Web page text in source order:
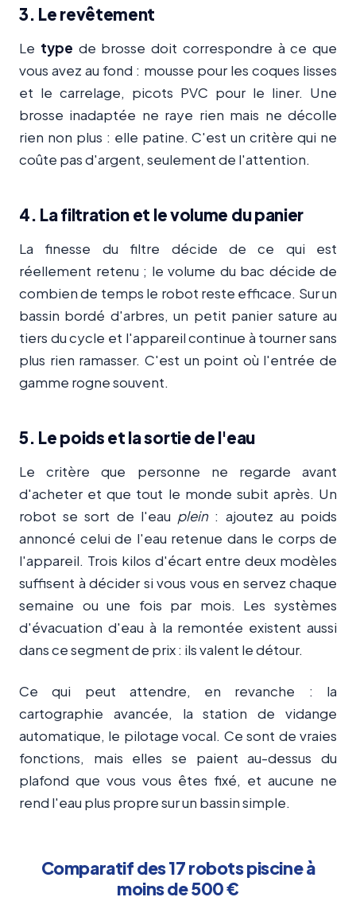
3. Le revêtement
Le type de brosse doit correspondre à ce que
vous avez au fond : mousse pour les coques lisses
et le carrelage, picots PVC pour le liner. Une
brosse inadaptée ne raye rien mais ne décolle
rien non plus : elle patine. C'est un critère qui ne
coûte pas d'argent, seulement de l'attention.
4. La filtration et le volume du panier
La finesse du filtre décide de ce qui est
réellement retenu ; le volume du bac décide de
combien de temps le robot reste efficace. Sur un
bassin bordé d'arbres, un petit panier sature au
tiers du cycle et l'appareil continue à tourner sans
plus rien ramasser. C'est un point où l'entrée de
gamme rogne souvent.
5. Le poids et la sortie de l'eau
Le critère que personne ne regarde avant
d'acheter et que tout le monde subit après. Un
robot se sort de l'eau plein: ajoutez au poids
annoncé celui de l'eau retenue dans le corps de
l'appareil. Trois kilos d'écart entre deux modèles
suffisent à décider si vous vous en servez chaque
semaine ou une fois par mois. Les systèmes
d'évacuation d'eau à la remontée existent aussi
dans ce segment de prix : ils valent le détour.
Ce qui peut attendre, en revanche : la
cartographie avancée, la station de vidange
automatique, le pilotage vocal. Ce sont de vraies
fonctions, mais elles se paient au-dessus du
plafond que vous vous êtes fixé, et aucune ne
rend l'eau plus propre sur un bassin simple.
Comparatif des 17 robots piscine à
moins de 500 €